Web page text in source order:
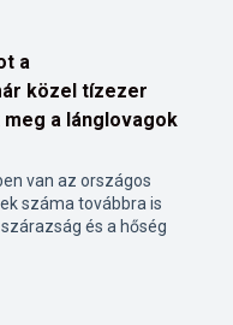
a
közel tízezer
a lánglovagok
van az országos
száma továbbra is
és a hőség